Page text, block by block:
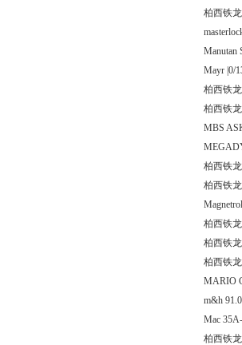
柏西铁
Manutan
Mayr |0/
柏西
柏西
MBS
柏西
柏西铁
柏西铁
柏西
柏西
MARIO
m&h
Mac
柏西